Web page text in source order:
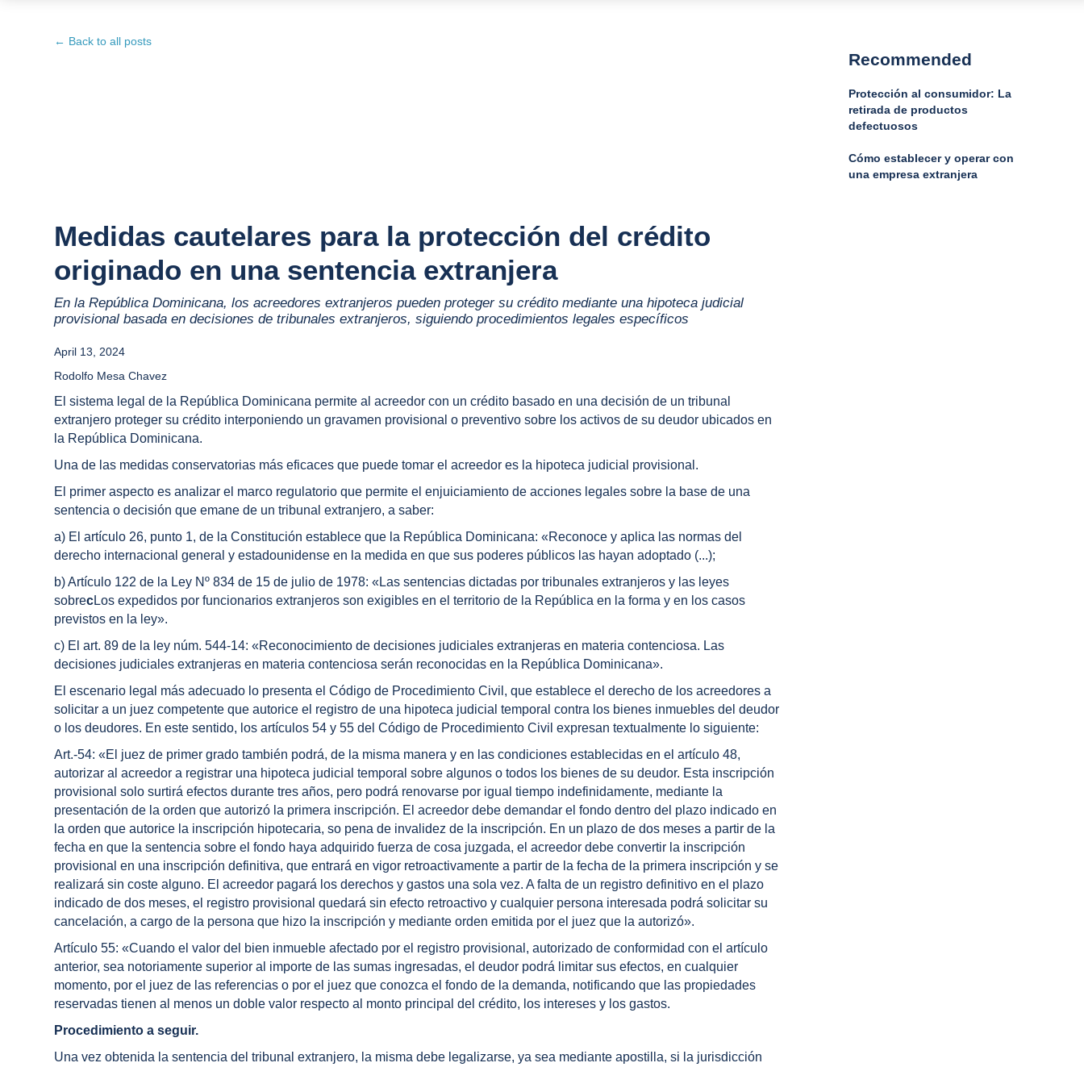
← Back to all posts
Medidas cautelares para la protección del crédito
originado en una sentencia extranjera
En la República Dominicana, los acreedores extranjeros pueden proteger su crédito mediante una hipoteca judicial
provisional basada en decisiones de tribunales extranjeros, siguiendo procedimientos legales específicos
April 13, 2024
Rodolfo Mesa Chavez
El sistema legal de la República Dominicana permite al acreedor con un crédito basado en una decisión de un tribunal
extranjero proteger su crédito interponiendo un gravamen provisional o preventivo sobre los activos de su deudor ubicados en
la República Dominicana.
Una de las medidas conservatorias más eficaces que puede tomar el acreedor es la hipoteca judicial provisional.
El primer aspecto es analizar el marco regulatorio que permite el enjuiciamiento de acciones legales sobre la base de una
sentencia o decisión que emane de un tribunal extranjero, a saber:
a) El artículo 26, punto 1, de la Constitución establece que la República Dominicana: «Reconoce y aplica las normas del
derecho internacional general y estadounidense en la medida en que sus poderes públicos las hayan adoptado (...);
b) Artículo 122 de la Ley Nº 834 de 15 de julio de 1978: «Las sentencias dictadas por tribunales extranjeros y las leyes
sobrecLos expedidos por funcionarios extranjeros son exigibles en el territorio de la República en la forma y en los casos
previstos en la ley».
c) El art. 89 de la ley núm. 544-14: «Reconocimiento de decisiones judiciales extranjeras en materia contenciosa. Las
decisiones judiciales extranjeras en materia contenciosa serán reconocidas en la República Dominicana».
El escenario legal más adecuado lo presenta el Código de Procedimiento Civil, que establece el derecho de los acreedores a
solicitar a un juez competente que autorice el registro de una hipoteca judicial temporal contra los bienes inmuebles del deudor
o los deudores. En este sentido, los artículos 54 y 55 del Código de Procedimiento Civil expresan textualmente lo siguiente:
Art.-54: «El juez de primer grado también podrá, de la misma manera y en las condiciones establecidas en el artículo 48,
autorizar al acreedor a registrar una hipoteca judicial temporal sobre algunos o todos los bienes de su deudor. Esta inscripción
provisional solo surtirá efectos durante tres años, pero podrá renovarse por igual tiempo indefinidamente, mediante la
presentación de la orden que autorizó la primera inscripción. El acreedor debe demandar el fondo dentro del plazo indicado en
la orden que autorice la inscripción hipotecaria, so pena de invalidez de la inscripción. En un plazo de dos meses a partir de la
fecha en que la sentencia sobre el fondo haya adquirido fuerza de cosa juzgada, el acreedor debe convertir la inscripción
provisional en una inscripción definitiva, que entrará en vigor retroactivamente a partir de la fecha de la primera inscripción y se
realizará sin coste alguno. El acreedor pagará los derechos y gastos una sola vez. A falta de un registro definitivo en el plazo
indicado de dos meses, el registro provisional quedará sin efecto retroactivo y cualquier persona interesada podrá solicitar su
cancelación, a cargo de la persona que hizo la inscripción y mediante orden emitida por el juez que la autorizó».
Artículo 55: «Cuando el valor del bien inmueble afectado por el registro provisional, autorizado de conformidad con el artículo
anterior, sea notoriamente superior al importe de las sumas ingresadas, el deudor podrá limitar sus efectos, en cualquier
momento, por el juez de las referencias o por el juez que conozca el fondo de la demanda, notificando que las propiedades
reservadas tienen al menos un doble valor respecto al monto principal del crédito, los intereses y los gastos.
Procedimiento a seguir.
Una vez obtenida la sentencia del tribunal extranjero, la misma debe legalizarse, ya sea mediante apostilla, si la jurisdicción
Recommended
Protección al consumidor: La
retirada de productos
defectuosos
Cómo establecer y operar con
una empresa extranjera